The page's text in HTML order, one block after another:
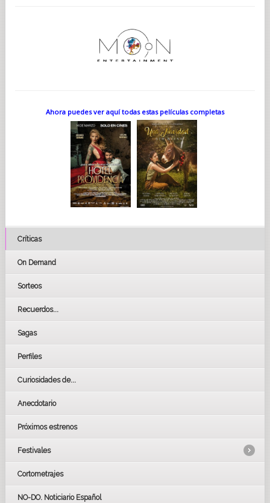
Ahora puedes ver aquí todas estas películas completas
Críticas
On Demand
Sorteos
Recuerdos...
Sagas
Perfiles
Curiosidades de...
Anecdotario
Próximos estrenos
Festivales
LOS OSCARS
GOYAS
Cortometrajes
NO-DO. Noticiario Español